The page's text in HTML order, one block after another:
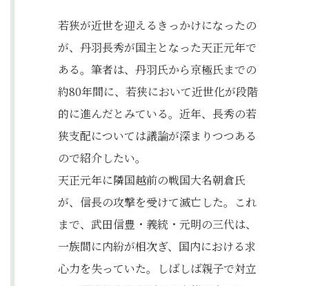
若狭が近世を迎えるきっかけになったの
が、丹羽長秀が国主となった天正元年で
ある。筆者は、丹羽氏から京極氏までの
約80年間に、若狭において近世化が段階
的に進んだとみている。近年、長秀の若
狭支配については議論が深まりつつある
ので紹介したい。
天正元年に隣国越前の戦国大名朝倉氏
が、信長の攻撃を受けて滅亡した。これ
まで、武田信豊・義統・元明の三代は、
一族間に内紛が相次ぎ、国内における求
心力を失っていた。しばしば親子で対立